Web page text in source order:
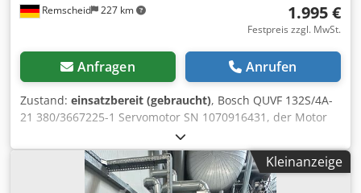
Remscheid 227 km 1.995 €
Festpreis zzgl. MwSt.
Anfragen Anrufen
Zustand: einsatzbereit (gebraucht), Bosch QUVF 132S/4A-
21 380/3667225-1 Servomotor SN 1070916431, der Motor
wurde beim Hersteller generalüberhol,ACHTUNG: Kosten
für Verpackung und Versand bitte separat anfragen!
ATTENTION: Please enquire for charges for packing and
transport separately! Cedpoi D E Rqjfx Apdorf
Kleinanzeige